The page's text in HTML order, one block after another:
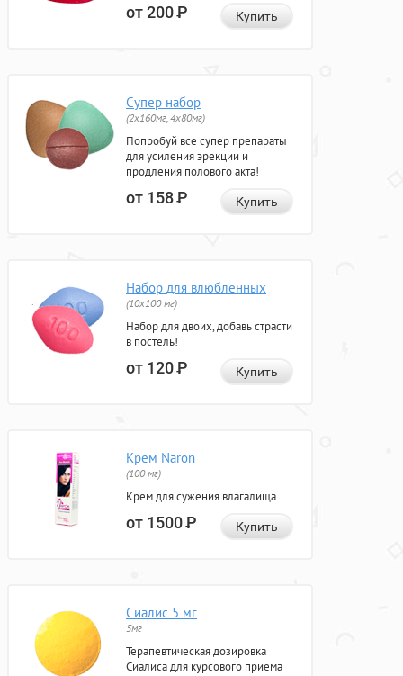
от 200Р Купить
Супер набор
(2х160мг, 4х80мг)
Попробуй все супер препараты
для усиления эрекции и
продления полового акта!
от 158Р Купить
Набор для влюбленных
(10х100 мг)
Набор для двоих, добавь страсти
в постель!
от 120Р Купить
Крем Naron
(100 мг)
Крем для сужения влагалища
от 1500Р Купить
Сиалис 5 мг
5мг
Терапевтическая дозировка
Сиалиса для курсового приема